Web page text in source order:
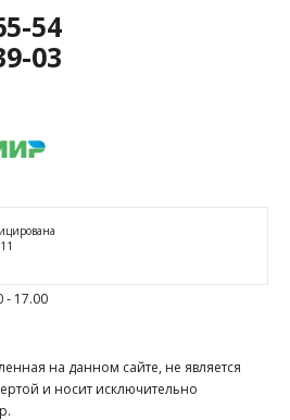
54
03
- 17.00
на данном сайте, не является
и носит исключительно